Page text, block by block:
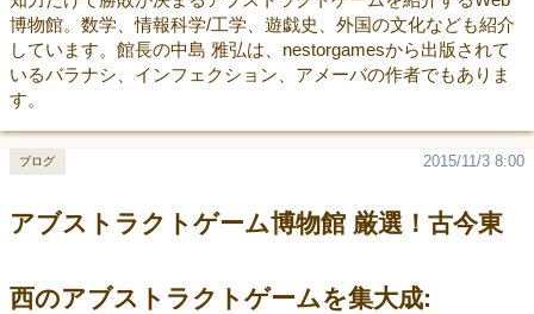
博物館。数学、情報科学/工学、遊戯史、外国の文化なども紹介
しています。館長の中島 雅弘は、nestorgamesから出版されて
いるバラナシ、インフェクション、アメーバの作者でもありま
す。
アブストラクトゲーム博物館 厳選！古今東
西のアブストラクトゲームを集大成:
2015/11/3 8:00
ブログ